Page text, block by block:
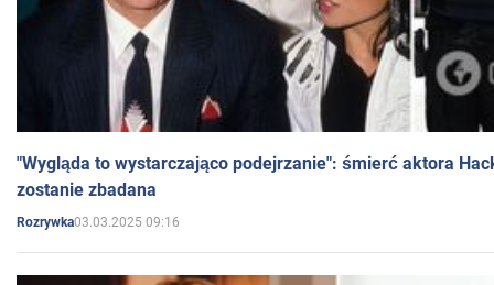
"Wygląda to wystarczająco podejrzanie": śmierć aktora
zostanie zbadana
Rozrywka03.03.2025 09:16